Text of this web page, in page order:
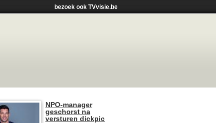
bezoek ook TVvisie.be
NPO-manager
geschorst na
versturen dickpic